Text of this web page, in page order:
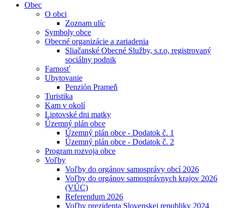
Obec
O obci
Zoznam ulíc
Symboly obce
Obecné organizácie a zariadenia
Sliačanské Obecné Služby, s.r.o, registrovaný
sociálny podnik
Farnosť
Ubytovanie
Penzión Prameň
Turistika
Kam v okolí
Liptovské dni matky
Územný plán obce
Územný plán obce - Dodatok č. 1
Územný plán obce - Dodatok č. 2
Program rozvoja obce
Voľby
Voľby do orgánov samosprávy obcí 2026
Voľby do orgánov samosprávnych krajov 2026
(VÚC)
Referendum 2026
Voľby prezidenta Slovenskej republiky 2024